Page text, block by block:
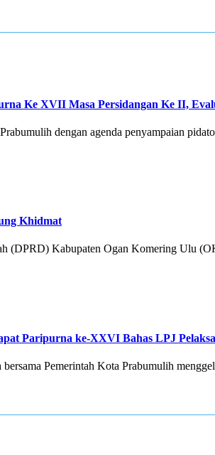
Ke XVII Masa Persidangan Ke II,
dengan agenda penyampaian
Khidmat
(DPRD) Kabupaten Ogan Komering Ulu
Paripurna ke-XXVI Bahas LPJ
Pemerintah Kota Prabumulih